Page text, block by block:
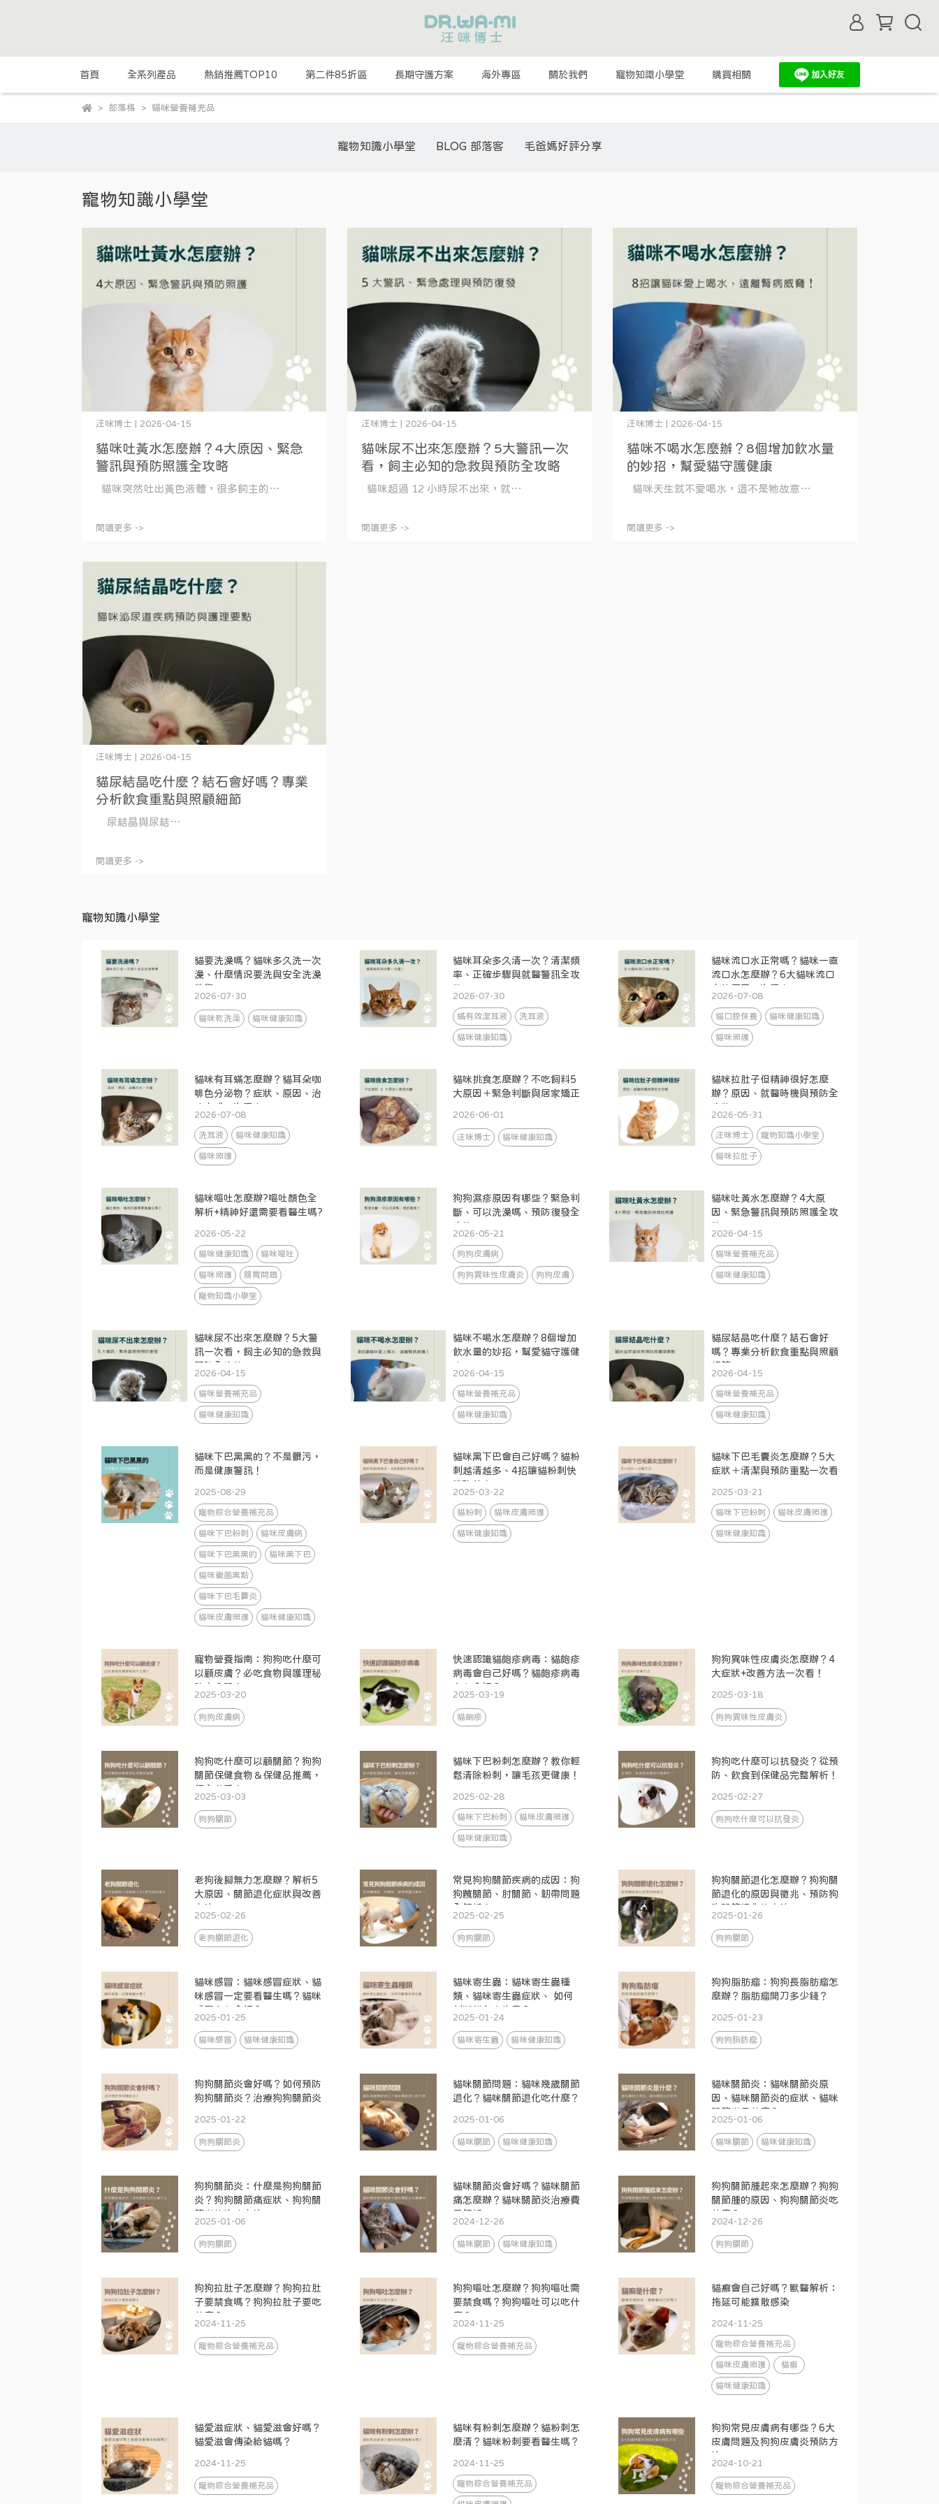
首頁 全系列產品 熱銷推薦TOP10 第二件85折區 長期守護方案 海外專區 關於我們 寵物知識小學堂 購買相關
部落格 貓咪營養補充品
寵物知識小學堂 BLOG 部落客 毛爸媽好評分享
寵物知識小學堂
貓咪吐黃水怎麼辦？4大原因、緊急
警訊與預防照護全攻略
汪咪博士 | 2026-04-15
貓咪突然吐出黃色液體，很多飼主的⋯
閱讀更多 ->
貓咪尿不出來怎麼辦？5大警訊一次
看，飼主必知的急救與預防全攻略
汪咪博士 | 2026-04-15
貓咪超過 12 小時尿不出來，就⋯
閱讀更多 ->
貓咪不喝水怎麼辦？8個增加飲水量
的妙招，幫愛貓守護健康
汪咪博士 | 2026-04-15
貓咪天生就不愛喝水，這不是牠故意⋯
閱讀更多 ->
貓尿結晶吃什麼？結石會好嗎？專業
分析飲食重點與照顧細節
汪咪博士 | 2026-04-15
尿結晶與尿結⋯
閱讀更多 ->
寵物知識小學堂
貓要洗澡嗎？貓咪多久洗一次
澡、什麼情況要洗與安全洗澡
教學
2026-07-30
貓咪乾洗澡 貓咪健康知識
貓咪耳朵多久清一次？清潔頻
率、正確步驟與就醫警訊全攻
略
2026-07-30
蟎有效潔耳液 洗耳液
貓咪健康知識
貓咪流口水正常嗎？貓咪一直
流口水怎麼辦？6大貓咪流口
水的原因一次看！
2026-07-08
貓口腔保養 貓咪健康知識
貓咪照護
貓咪有耳蟎怎麼辦？貓耳朵咖
啡色分泌物？症狀、原因、治
療方式一次看！
2026-07-08
洗耳液 貓咪健康知識
貓咪照護
貓咪挑食怎麼辦？不吃飼料5
大原因＋緊急判斷與居家矯正
2026-06-01
汪咪博士 貓咪健康知識
貓咪拉肚子但精神很好怎麼
辦？原因、就醫時機與預防全
攻略
2026-05-31
汪咪博士 寵物知識小學堂
貓咪拉肚子
貓咪嘔吐怎麼辦?嘔吐顏色全
解析+精神好還需要看醫生嗎?
2026-05-22
貓咪健康知識 貓咪嘔吐
貓咪照護 腸胃問題
寵物知識小學堂
狗狗濕疹原因有哪些？緊急判
斷、可以洗澡嗎、預防復發全
攻略
2026-05-21
狗狗皮膚病
狗狗異味性皮膚炎 狗狗皮膚
貓咪吐黃水怎麼辦？4大原
因、緊急警訊與預防照護全攻
略
2026-04-15
貓咪營養補充品
貓咪健康知識
貓咪尿不出來怎麼辦？5大警
訊一次看，飼主必知的急救與
預防全攻略
2026-04-15
貓咪營養補充品
貓咪健康知識
貓咪不喝水怎麼辦？8個增加
飲水量的妙招，幫愛貓守護健
康
2026-04-15
貓咪營養補充品
貓咪健康知識
貓尿結晶吃什麼？結石會好
嗎？專業分析飲食重點與照顧
細節
2026-04-15
貓咪營養補充品
貓咪健康知識
貓咪下巴黑黑的？不是髒污，
而是健康警訊！
2025-08-29
寵物綜合營養補充品
貓咪下巴粉刺 貓咪皮膚病
貓咪下巴黑黑的 貓咪黑下巴
貓咪黴菌黑點
貓咪下巴毛囊炎
貓咪皮膚照護 貓咪健康知識
貓咪黑下巴會自己好嗎？貓粉
刺越清越多、4招讓貓粉刺快
速改善！
2025-03-22
貓粉刺 貓咪皮膚照護
貓咪健康知識
貓咪下巴毛囊炎怎麼辦？5大
症狀＋清潔與預防重點一次看
2025-03-21
貓咪下巴粉刺 貓咪皮膚照護
貓咪健康知識
寵物營養指南：狗狗吃什麼可
以顧皮膚？必吃食物與護理秘
訣大公開！
2025-03-20
狗狗皮膚病
快速認識貓皰疹病毒：貓皰疹
病毒會自己好嗎？貓皰疹病毒
多久會好？
2025-03-19
貓皰疹
狗狗異味性皮膚炎怎麼辦？4
大症狀+改善方法一次看！
2025-03-18
狗狗異味性皮膚炎
狗狗吃什麼可以顧關節？狗狗
關節保健食物＆保健品推薦，
飼主必看！
2025-03-03
狗狗關節
貓咪下巴粉刺怎麼辦？教你輕
鬆清除粉刺，讓毛孩更健康！
2025-02-28
貓咪下巴粉刺 貓咪皮膚照護
貓咪健康知識
狗狗吃什麼可以抗發炎？從預
防、飲食到保健品完整解析！
2025-02-27
狗狗吃什麼可以抗發炎
老狗後腳無力怎麼辦？解析5
大原因、關節退化症狀與改善
方法
2025-02-26
老狗關節退化
常見狗狗關節疾病的成因：狗
狗髖關節、肘關節、韌帶問題
全解析！
2025-02-25
狗狗關節
狗狗關節退化怎麼辦？狗狗關
節退化的原因與徵兆、預防狗
狗關節退化的方法
2025-01-26
狗狗關節
貓咪感冒：貓咪感冒症狀、貓
咪感冒一定要看醫生嗎？貓咪
感冒多久會好？
2025-01-25
貓咪感冒 貓咪健康知識
貓咪寄生蟲：貓咪寄生蟲種
類、貓咪寄生蟲症狀、 如何
判斷貓有寄生蟲？
2025-01-24
貓咪寄生蟲 貓咪健康知識
狗狗脂肪瘤：狗狗長脂肪瘤怎
麼辦？脂肪瘤開刀多少錢？
2025-01-23
狗狗脂肪瘤
狗狗關節炎會好嗎？如何預防
狗狗關節炎？治療狗狗關節炎
2025-01-22
狗狗關節炎
貓咪關節問題：貓咪幾歲關節
退化？貓咪關節退化吃什麼？
2025-01-06
貓咪關節 貓咪健康知識
貓咪關節炎：貓咪關節炎原
因、貓咪關節炎的症狀、貓咪
關節炎是什麼？
2025-01-06
貓咪關節 貓咪健康知識
狗狗關節炎：什麼是狗狗關節
炎？狗狗關節痛症狀、狗狗關
節炎的治療方法
2025-01-06
狗狗關節
貓咪關節炎會好嗎？貓咪關節
痛怎麼辦？貓咪關節炎治療費
用解析
2024-12-26
貓咪關節 貓咪健康知識
狗狗關節腫起來怎麼辦？狗狗
關節腫的原因、狗狗關節炎吃
什麼？
2024-12-26
狗狗關節
狗狗拉肚子怎麼辦？狗狗拉肚
子要禁食嗎？狗狗拉肚子要吃
什麼？
2024-11-25
寵物綜合營養補充品
狗狗嘔吐怎麼辦？狗狗嘔吐需
要禁食嗎？狗狗嘔吐可以吃什
麼？
2024-11-25
寵物綜合營養補充品
貓癬會自己好嗎？獸醫解析：
拖延可能擴散感染
2024-11-25
寵物綜合營養補充品
貓咪皮膚照護 貓癬
貓咪健康知識
貓愛滋症狀、貓愛滋會好嗎？
貓愛滋會傳染給貓嗎？
2024-11-25
寵物綜合營養補充品
貓咪有粉刺怎麼辦？貓粉刺怎
麼清？貓咪粉刺要看醫生嗎？
2024-11-25
寵物綜合營養補充品
狗狗常見皮膚病有哪些？6大
皮膚問題及狗狗皮膚炎預防方
法
2024-10-21
寵物綜合營養補充品